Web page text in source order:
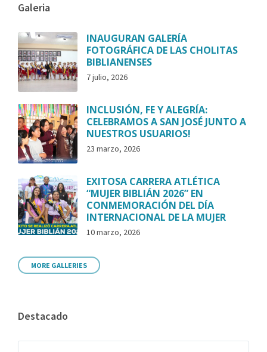
Galeria
INAUGURAN GALERÍA
FOTOGRÁFICA DE LAS CHOLITAS
BIBLIANENSES
7 julio, 2026
INCLUSIÓN, FE Y ALEGRÍA:
CELEBRAMOS A SAN JOSÉ JUNTO A
NUESTROS USUARIOS!
23 marzo, 2026
EXITOSA CARRERA ATLÉTICA
“MUJER BIBLIÁN 2026” EN
CONMEMORACIÓN DEL DÍA
INTERNACIONAL DE LA MUJER
10 marzo, 2026
MORE GALLERIES
Destacado